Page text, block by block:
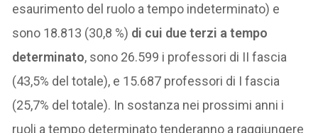
esaurimento del ruolo a tempo indeterminato) e
sono 18.813 (30,8 %) di cui due terzi a tempo
determinato, sono 26.599 i professori di II fascia
(43,5% del totale), e 15.687 professori di I fascia
(25,7% del totale). In sostanza nei prossimi anni i
ruoli a tempo determinato tenderanno a raggiungere